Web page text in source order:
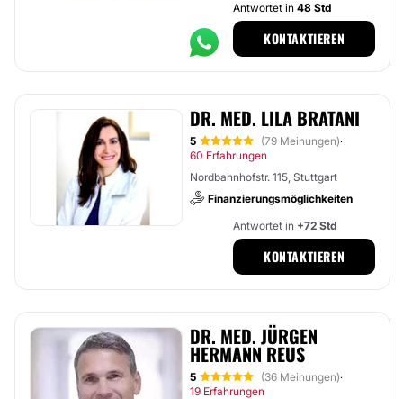
Antwortet in 48 Std
KONTAKTIEREN
DR. MED. LILA BRATANI
5 (79 Meinungen)·
60 Erfahrungen
Nordbahnhofstr. 115, Stuttgart
Finanzierungsmöglichkeiten
Antwortet in +72 Std
KONTAKTIEREN
DR. MED. JÜRGEN
HERMANN REUS
5 (36 Meinungen)·
19 Erfahrungen